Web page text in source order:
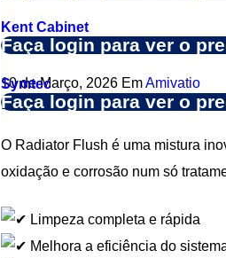
Kent Cabinet
Faça login para ver o
Symtec
Faça login para ver o
10 de Março, 2026 EmAmivatio
Dê nova vida ao seu
O Radiator Flush é uma mistura
oxidação e corrosão num só
Limpeza completa e rápida
Melhora a eficiência do